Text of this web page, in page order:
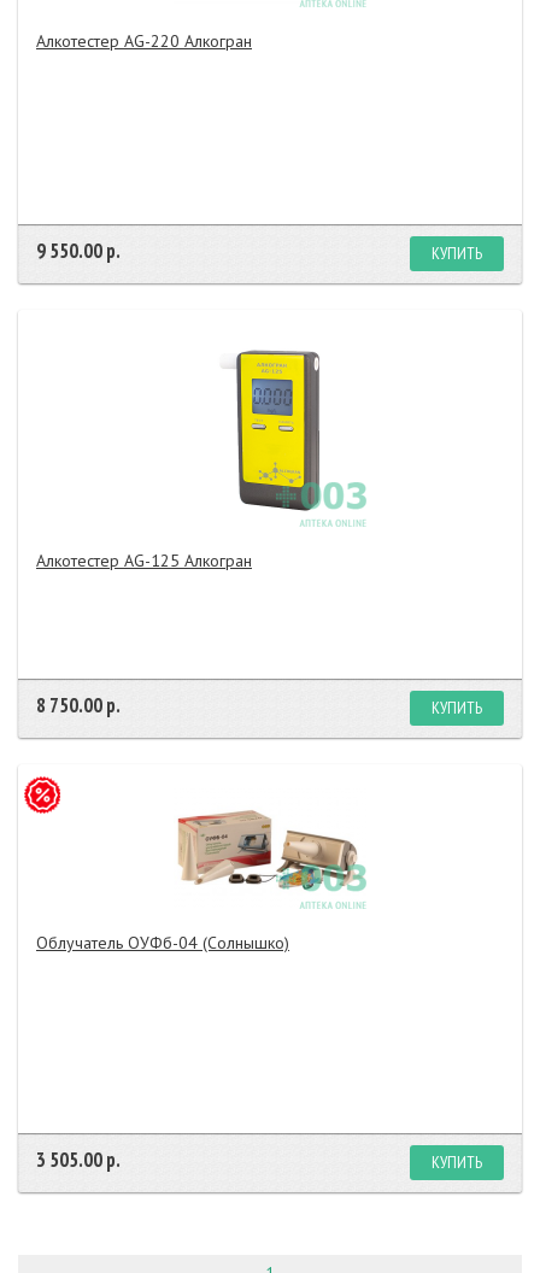
Алкотестер AG-220 Алкогран
9 550.00 р. КУПИТЬ
Алкотестер AG-125 Алкогран
8 750.00 р. КУПИТЬ
Облучатель ОУФб-04 (Солнышко)
3 505.00 р. КУПИТЬ